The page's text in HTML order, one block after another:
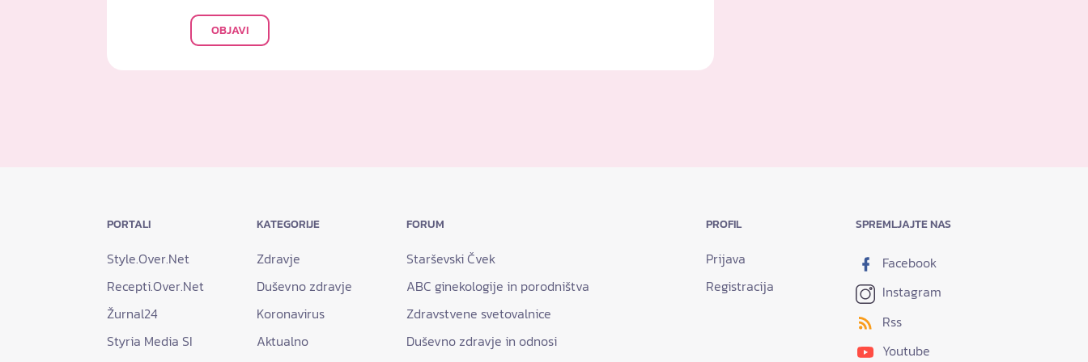
OBJAVI
PORTALI
Style.Over.Net
Recepti.Over.Net
Žurnal24
Styria Media SI
KATEGORIJE
Zdravje
Duševno zdravje
Koronavirus
Aktualno
FORUM
Starševski Čvek
ABC ginekologije in porodništva
Zdravstvene svetovalnice
Duševno zdravje in odnosi
PROFIL
Prijava
Registracija
SPREMLJAJTE NAS
Facebook
Instagram
Rss
Youtube